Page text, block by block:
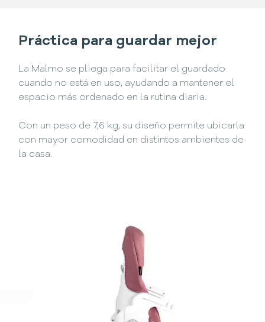
Práctica para guardar mejor
La Malmo se pliega para facilitar el guardado
cuando no está en uso, ayudando a mantener el
espacio más ordenado en la rutina diaria.
Con un peso de 7,6 kg, su diseño permite ubicarla
con mayor comodidad en distintos ambientes de
la casa.